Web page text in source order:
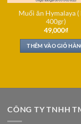
Muối ăn Hymalaya (
400gr)
49,000₫
THÊM VÀO GIỎ
CÔNG TY TNHH